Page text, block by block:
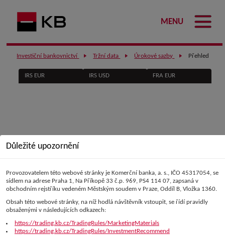
MENU
Investiční bankovnictví Tržní data Úrokové sazby Přehled
IRS EUR IRS USD FRA EUR
Důležité upozornění
Provozovatelem této webové stránky je Komerční banka, a. s., IČO 45317054, se
sídlem na adrese Praha 1, Na Příkopě 33 č.p. 969, PS4 114 07, zapsaná v
obchodním rejstříku vedeném Městským soudem v Praze, Oddíl B, Vložka 1360.
Obsah této webové stránky, na níž hodlá návštěvník vstoupit, se řídí pravidly
obsaženými v následujících odkazech:
https://trading.kb.cz/TradingRules/MarketingMaterials
https://trading.kb.cz/TradingRules/InvestmentRecommend